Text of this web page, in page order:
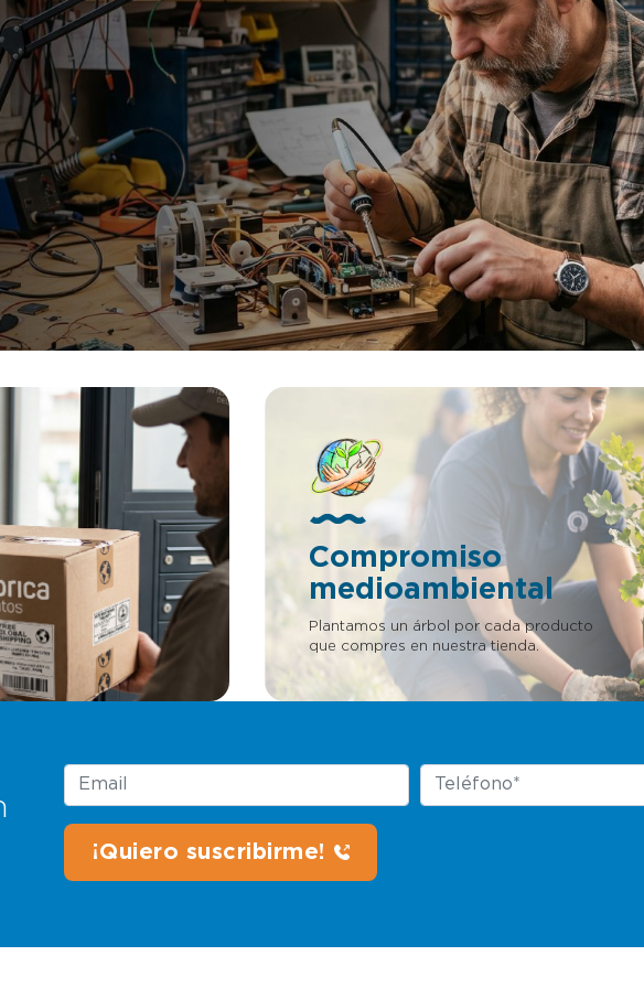
trasformador elevador
de manera que en este caso
de tensión reducida estará
en serie con la carga
forma que su circuito
para su
la intensidad que absorbe
produciendo en el
un efecto de regeneración
podrá ser aprovechada
a otra carga eléctrica.
así un ahorro energético al
el sistema permite
regeneración eléctrica para
aquellas cargas eléctricas
¡Con la actual situación en
la energía, es muy
intentar ahorrar en el
Puedes invertir
Si quieres más
de esta patente, llámanos o
un Whatsapp al +34 623 30
email es
accesibles, cercanos y
de facilidades a
e inversores para invertir
patentes. LLÁMANOS
18.5 cm ; 2.4 pounds No incluye baterías.
Compromiso
medioambiental
Plantamos un árbol por cada producto
que compres en nuestra tienda.